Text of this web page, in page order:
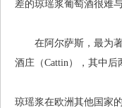
差的琼瑶浆葡萄酒很难
在阿尔萨斯，最为著
酒庄（Cattin），其中后
琼瑶浆在欧洲其他国家